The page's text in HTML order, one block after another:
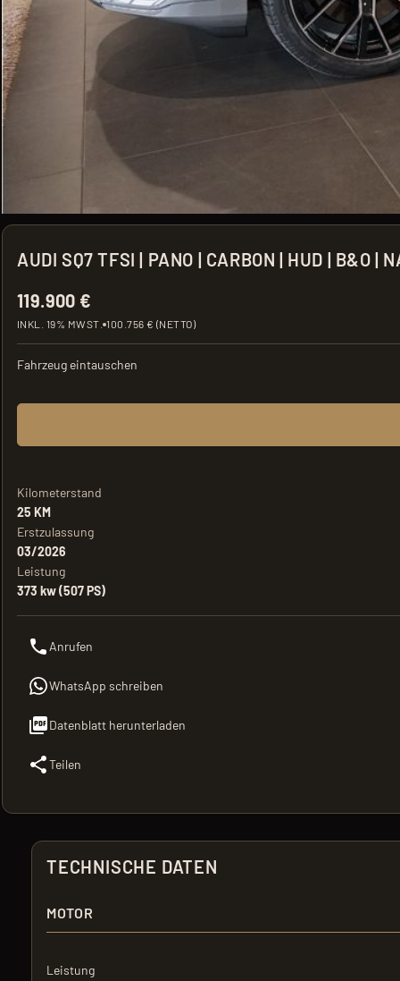
AUDI SQ7 TFSI | PANO | CARBON | HUD | B&O |
119.900 €
INKL. 19% MWST. 100.756 € (NETTO)
Fahrzeug eintauschen
Kilometerstand
25 KM
Erstzulassung
03/2026
Leistung
373 kw (507 PS)
Anrufen
WhatsApp schreiben
Datenblatt herunterladen
Teilen
TECHNISCHE DATEN
MOTOR
Leistung